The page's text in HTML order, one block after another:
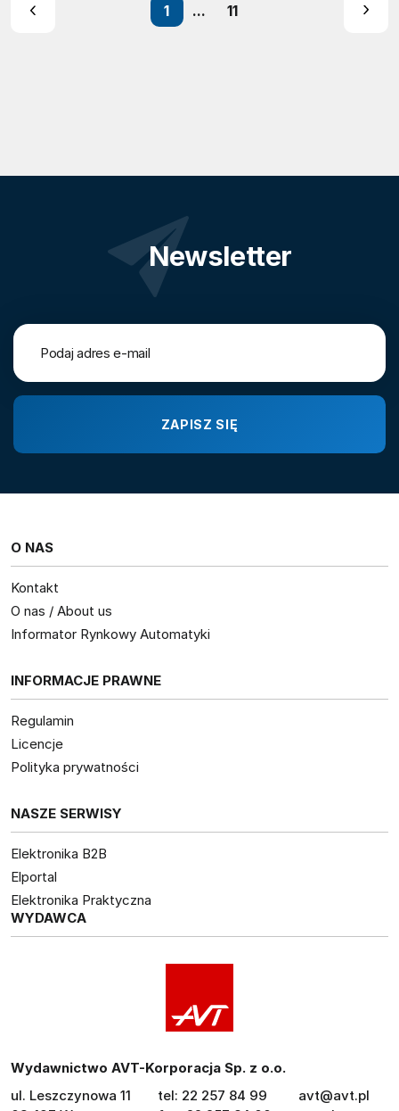
1 ... 11
Newsletter
O NAS
Kontakt
O nas / About us
Informator Rynkowy Automatyki
INFORMACJE PRAWNE
Regulamin
Licencje
Polityka prywatności
NASZE SERWISY
Elektronika B2B
Elportal
Elektronika Praktyczna
WYDAWCA
Wydawnictwo AVT-Korporacja Sp. z o.o.
ul. Leszczynowa 11
tel: 22 257 84 99
avt@avt.pl